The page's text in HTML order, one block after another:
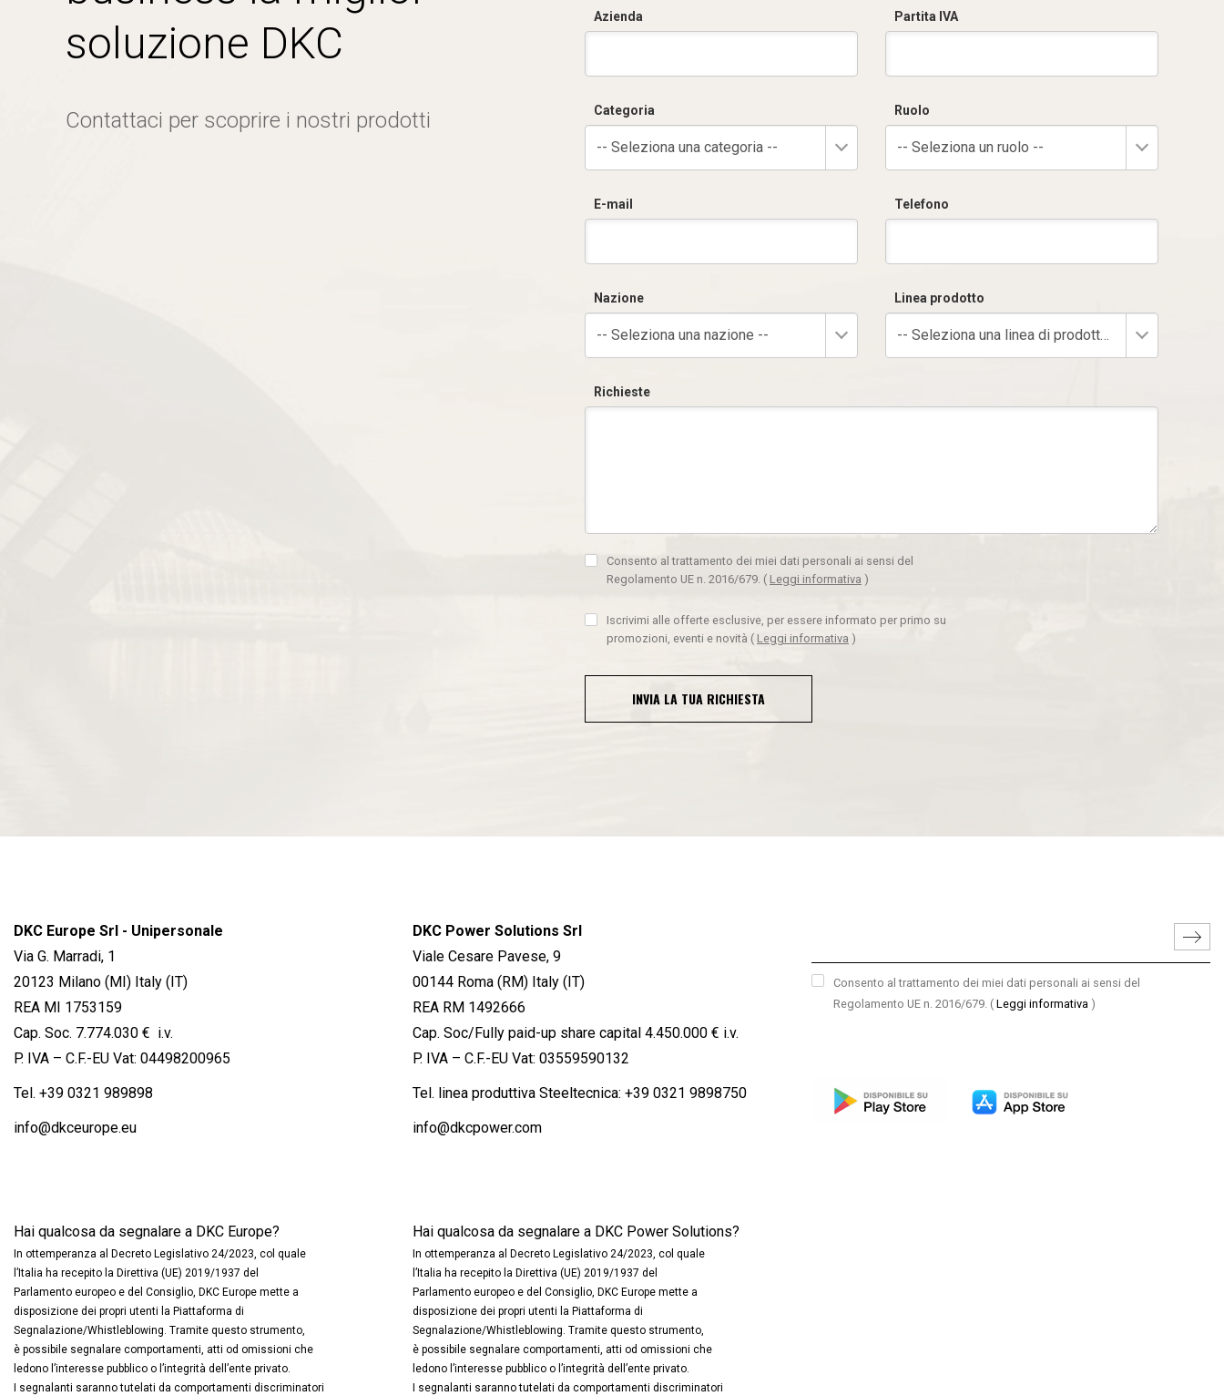
soluzione DKC
Contattaci per scoprire i nostri prodotti
Azienda Partita IVA
Categoria
-- Seleziona una categoria --
Ruolo
-- Seleziona un ruolo --
E-mail Telefono
Nazione
-- Seleziona una nazione --
Linea prodotto
-- Seleziona una linea di prodotto --
Richieste
Consento al trattamento dei miei dati personali ai sensi del
Regolamento UE n. 2016/679. ( Leggi informativa )
Iscrivimi alle offerte esclusive, per essere informato per primo su
promozioni, eventi e novità ( Leggi informativa )
INVIA LA TUA RICHIESTA
DKC Europe Srl - Unipersonale
Via G. Marradi, 1
20123 Milano (MI) Italy (IT)
REA MI 1753159
Cap. Soc. 7.774.030 € i.v.
P. IVA – C.F.-EU Vat: 04498200965
Tel. +39 0321 989898
info@dkceurope.eu
Hai qualcosa da segnalare a DKC Europe?
In ottemperanza al Decreto Legislativo 24/2023, col quale
l’Italia ha recepito la Direttiva (UE) 2019/1937 del
Parlamento europeo e del Consiglio, DKC Europe mette a
disposizione dei propri utenti la Piattaforma di
Segnalazione/Whistleblowing. Tramite questo strumento,
è possibile segnalare comportamenti, atti od omissioni che
ledono l’interesse pubblico o l’integrità dell’ente privato.
I segnalanti saranno tutelati da comportamenti discriminatori
DKC Power Solutions Srl
Viale Cesare Pavese, 9
00144 Roma (RM) Italy (IT)
REA RM 1492666
Cap. Soc/Fully paid-up share capital 4.450.000 € i.v.
P. IVA – C.F.-EU Vat: 03559590132
Tel. linea produttiva Steeltecnica: +39 0321 9898750
info@dkcpower.com
Hai qualcosa da segnalare a DKC Power Solutions?
In ottemperanza al Decreto Legislativo 24/2023, col quale
l’Italia ha recepito la Direttiva (UE) 2019/1937 del
Parlamento europeo e del Consiglio, DKC Europe mette a
disposizione dei propri utenti la Piattaforma di
Segnalazione/Whistleblowing. Tramite questo strumento,
è possibile segnalare comportamenti, atti od omissioni che
ledono l’interesse pubblico o l’integrità dell’ente privato.
I segnalanti saranno tutelati da comportamenti discriminatori
Consento al trattamento dei miei dati personali ai sensi del
Regolamento UE n. 2016/679. ( Leggi informativa )